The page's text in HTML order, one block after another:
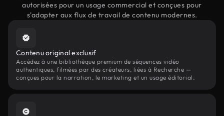
autorisées pour un usage commercial et conçues pour
s'adapter aux flux de travail de contenu modernes.
Contenu original exclusif
Accédez à une bibliothèque premium de séquences vidéo
authentiques, filmées par des créateurs, liées à Recherche —
conçues pour la narration, le marketing et un usage éditorial.